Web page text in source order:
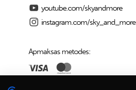
youtube.com/skyandmore
instagram.com/sky_and_more
Apmaksas metodes: